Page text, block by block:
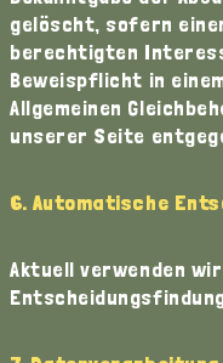
gelöscht, sofern
berechtigten
Beweispflicht in
Allgemeinen
unserer Seite
6. Automatische
Aktuell verwenden